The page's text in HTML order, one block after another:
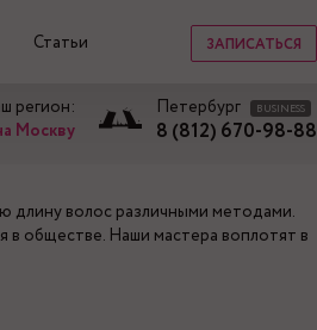
ЗАПИСАТЬСЯ
Статьи
регион:
Москву
Петербург BUSINESS
8 (812) 670-98-88
длину волос различными методами.
в обществе. Наши мастера воплотят в